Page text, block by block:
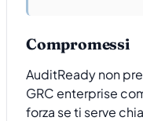
Compromessi
AuditReady non
GRC enterprise
forza se ti serve